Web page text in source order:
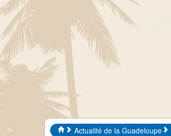
Actualité de la Guadeloupe